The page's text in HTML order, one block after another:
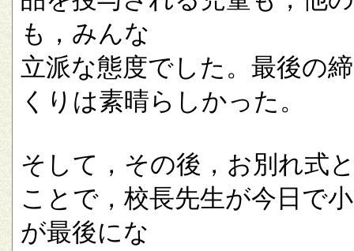
も，みんな
立派な態度でした。最後の
くりは素晴らしかった。
そして，その後，お別れ式
ことで，校長先生が今日で
が最後にな